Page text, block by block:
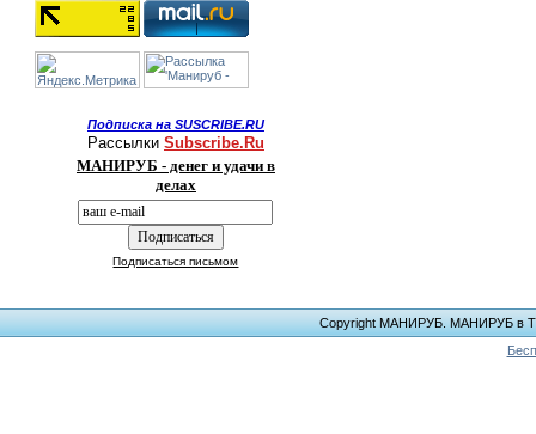
Подписка на SUSCRIBE.RU
Рассылки Subscribe.Ru
МАНИРУБ - денег и удачи в
делах
Подписаться письмом
Copyright МАНИРУБ. МАНИРУБ в